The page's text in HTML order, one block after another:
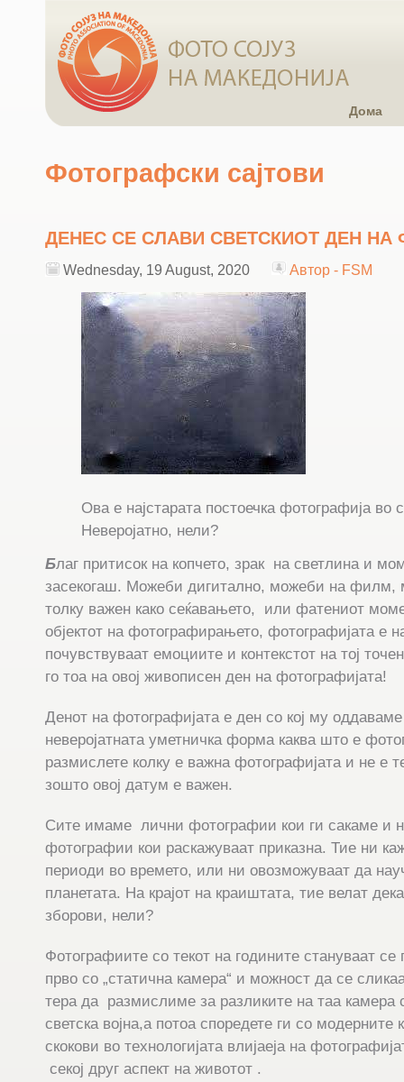
Дома
Фотографски сајтови
ДЕНЕС СЕ СЛАВИ СВЕТСКИОТ ДЕН НА
Wednesday, 19 August, 2020 Автор - FSM
Ова е најстарата постоечка фотографија во
Неверојатно, нели?
Благ притисок на копчето, зрак на светлина и
засекогаш. Можеби дигитално, можеби на филм,
толку важен како сеќавањето, или фатениот
објектот на фотографирањето, фотографијата е
почувствуваат емоциите и контекстот на тој
го тоа на овој живописен ден на фотографијата!
Денот на фотографијата е ден со кој му
неверојатната уметничка форма каква што е
размислете колку е важна фотографијата и не е
зошто овој датум е важен.
Сите имаме лични фотографии кои ги сакаме и
фотографии кои раскажуваат приказна. Тие ни
периоди во времето, или ни овозможуваат да
планетата. На крајот на краиштата, тие велат
зборови, нели?
Фотографиите со текот на годините стануваат
прво со „статична камера“ и можност да се
тера да размислиме за разликите на таа камера
светска војна,а потоа споредете ги со модерните
скокови во технологијата влијаеја на
секој друг аспект на животот .